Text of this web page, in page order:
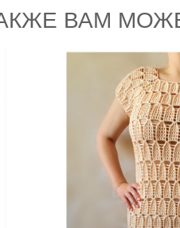
ВАМ